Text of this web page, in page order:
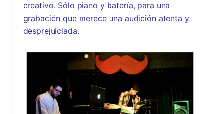
creativo. Sólo piano y batería, para una
grabación que merece una audición atenta y
desprejuiciada.